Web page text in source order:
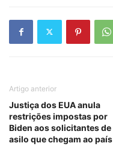
Artigo anterior
Justiça dos EUA anula
restrições impostas por
Biden aos solicitantes de
asilo que chegam ao país